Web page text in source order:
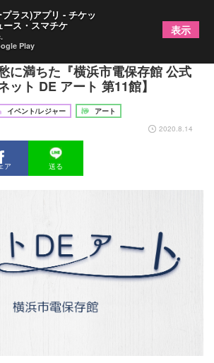
いる気分になれる！ レトロモダ
に満ちた『横浜市電保存館 公式
ット DE アート 第11館】
イベント/レジャー
アート
2020.8.14
ア 送る
ラス)アプリ - チケッ
ース・スマチケ
Play
表示